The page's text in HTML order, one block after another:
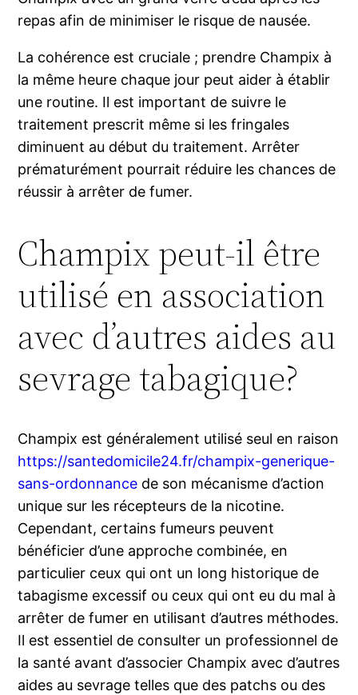
repas afin de minimiser le risque de nausée.
La cohérence est cruciale ; prendre Champix à
la même heure chaque jour peut aider à établir
une routine. Il est important de suivre le
traitement prescrit même si les fringales
diminuent au début du traitement. Arrêter
prématurément pourrait réduire les chances de
réussir à arrêter de fumer.
Champix peut-il être
utilisé en association
avec d’autres aides au
sevrage tabagique?
Champix est généralement utilisé seul en raison
https://santedomicile24.fr/champix-generique-
sans-ordonnance de son mécanisme d’action
unique sur les récepteurs de la nicotine.
Cependant, certains fumeurs peuvent
bénéficier d’une approche combinée, en
particulier ceux qui ont un long historique de
tabagisme excessif ou ceux qui ont eu du mal à
arrêter de fumer en utilisant d’autres méthodes.
Il est essentiel de consulter un professionnel de
la santé avant d’associer Champix avec d’autres
aides au sevrage telles que des patchs ou des